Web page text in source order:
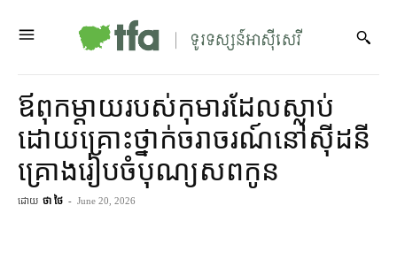
ឪពុកម្ដាយ​របស់​កុមារ​ដែល​ស្លាប់​
ដោយ​គ្រោះថ្នាក់​ចរាចរណ៍​នៅ​ស៊ីដនី
គ្រោង​រៀបចំ​បុណ្យសព​​កូន
ដោយ ថា ថៃ - June 20, 2026